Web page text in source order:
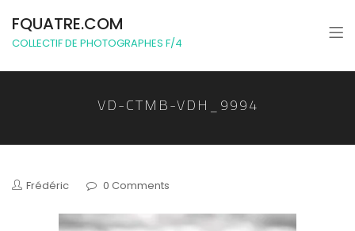
FQUATRE.COM
COLLECTIF DE PHOTOGRAPHES F/4
VD-CTMB-VDH_9994
Frédéric 0 Comments